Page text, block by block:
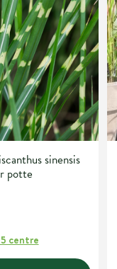
sinensis
potte
centre